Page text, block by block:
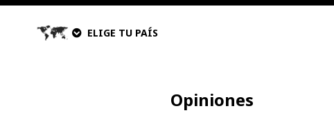
ELIGE TU PAÍS
Opiniones